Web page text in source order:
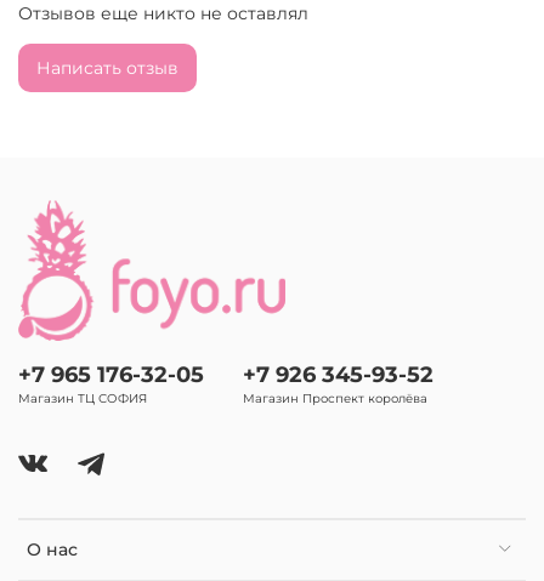
Отзывов еще никто не оставлял
Написать отзыв
О нас
+7 965 176-32-05
Магазин ТЦ СОФИЯ
+7 926 345-93-52
Магазин Проспект королёва